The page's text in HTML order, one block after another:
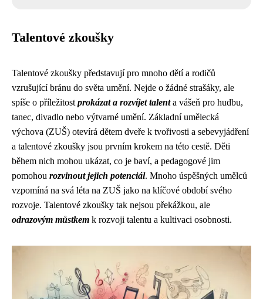
Talentové zkoušky
Talentové zkoušky představují pro mnoho dětí a rodičů
vzrušující bránu do světa umění. Nejde o žádné strašáky, ale
spíše o příležitost prokázat a rozvíjet talenta vášeň pro hudbu,
tanec, divadlo nebo výtvarné umění. Základní umělecká
výchova (ZUŠ) otevírá dětem dveře k tvořivosti a sebevyjádření
a talentové zkoušky jsou prvním krokem na této cestě. Děti
během nich mohou ukázat, co je baví, a pedagogové jim
pomohou rozvinout jejich potenciál. Mnoho úspěšných umělců
vzpomíná na svá léta na ZUŠ jako na klíčové období svého
rozvoje. Talentové zkoušky tak nejsou překážkou, ale
odrazovým můstkem k rozvoji talentu a kultivaci osobnosti.